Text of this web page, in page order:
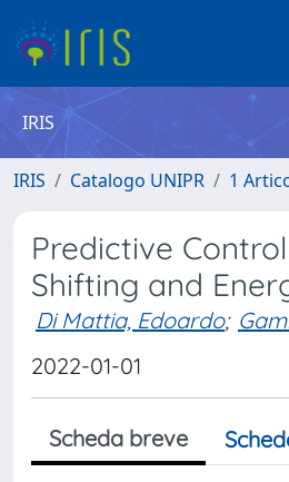
IRIS
IRIS Catalogo UNIPR 1
Predictive
Shifting and
Di Mattia, Edoardo;
2022-01-01
Scheda breve